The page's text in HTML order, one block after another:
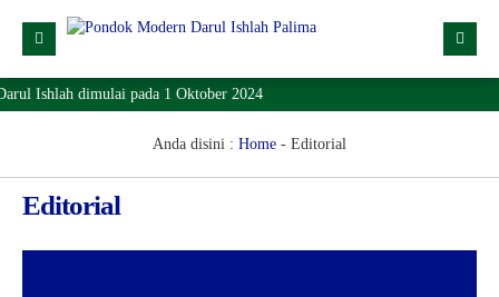
Profil
Lainnya
Ishlah dimulai pada 1 Oktober 2024
Anda disini : Home - Editorial
Editorial